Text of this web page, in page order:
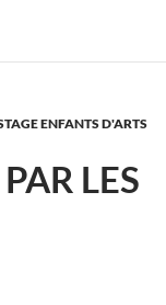
ENFANTS D'ARTS
LES